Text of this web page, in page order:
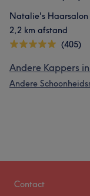
Natalie's Haarsalon
2,2 km afstand
(405)
Andere Kappers
Andere
Contact